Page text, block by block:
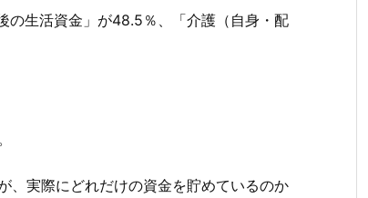
の生活資金」が48.5％、「介護（自身・配
、実際にどれだけの資金を貯めているのか